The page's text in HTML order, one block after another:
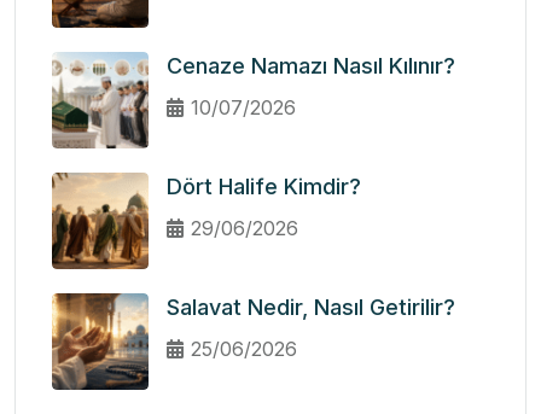
Cenaze Namazı Nasıl Kılınır?
10/07/2026
Dört Halife Kimdir?
29/06/2026
Salavat Nedir, Nasıl Getirilir?
25/06/2026